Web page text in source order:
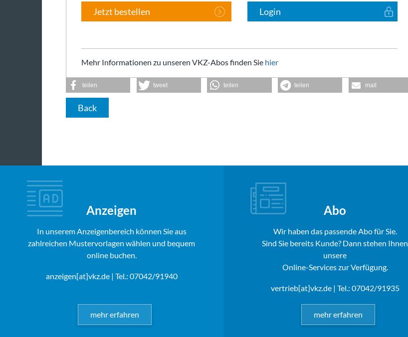
Jetzt bestellen Login
Mehr Informationen zu unseren VKZ-Abos finden Sie hier
teilen tweet teilen teilen mail
Back
Anzeigen
In unserem Anzeigenbereich können Sie aus
zahlreichen Mustervorlagen wählen und bequem
online buchen.
anzeigen[at]vkz.de| Tel.: 07042/91940
mehr erfahren
Abo
Wir haben das passende Abo für Sie.
Sind Sie bereits Kunde? Dann stehen Ihnen
unsere
Online-Services zur Verfügung.
vertrieb[at]vkz.de| Tel.: 07042/91935
mehr erfahren